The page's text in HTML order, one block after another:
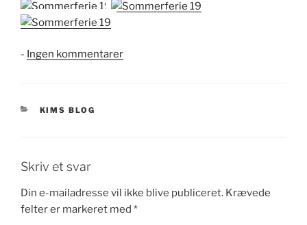
- Ingen kommentarertil
KATEGORIER
KIMS BLOG
Skriv et svar
Din e-mailadresse vil ikke blive publiceret. Krævede
felter er markeret med *